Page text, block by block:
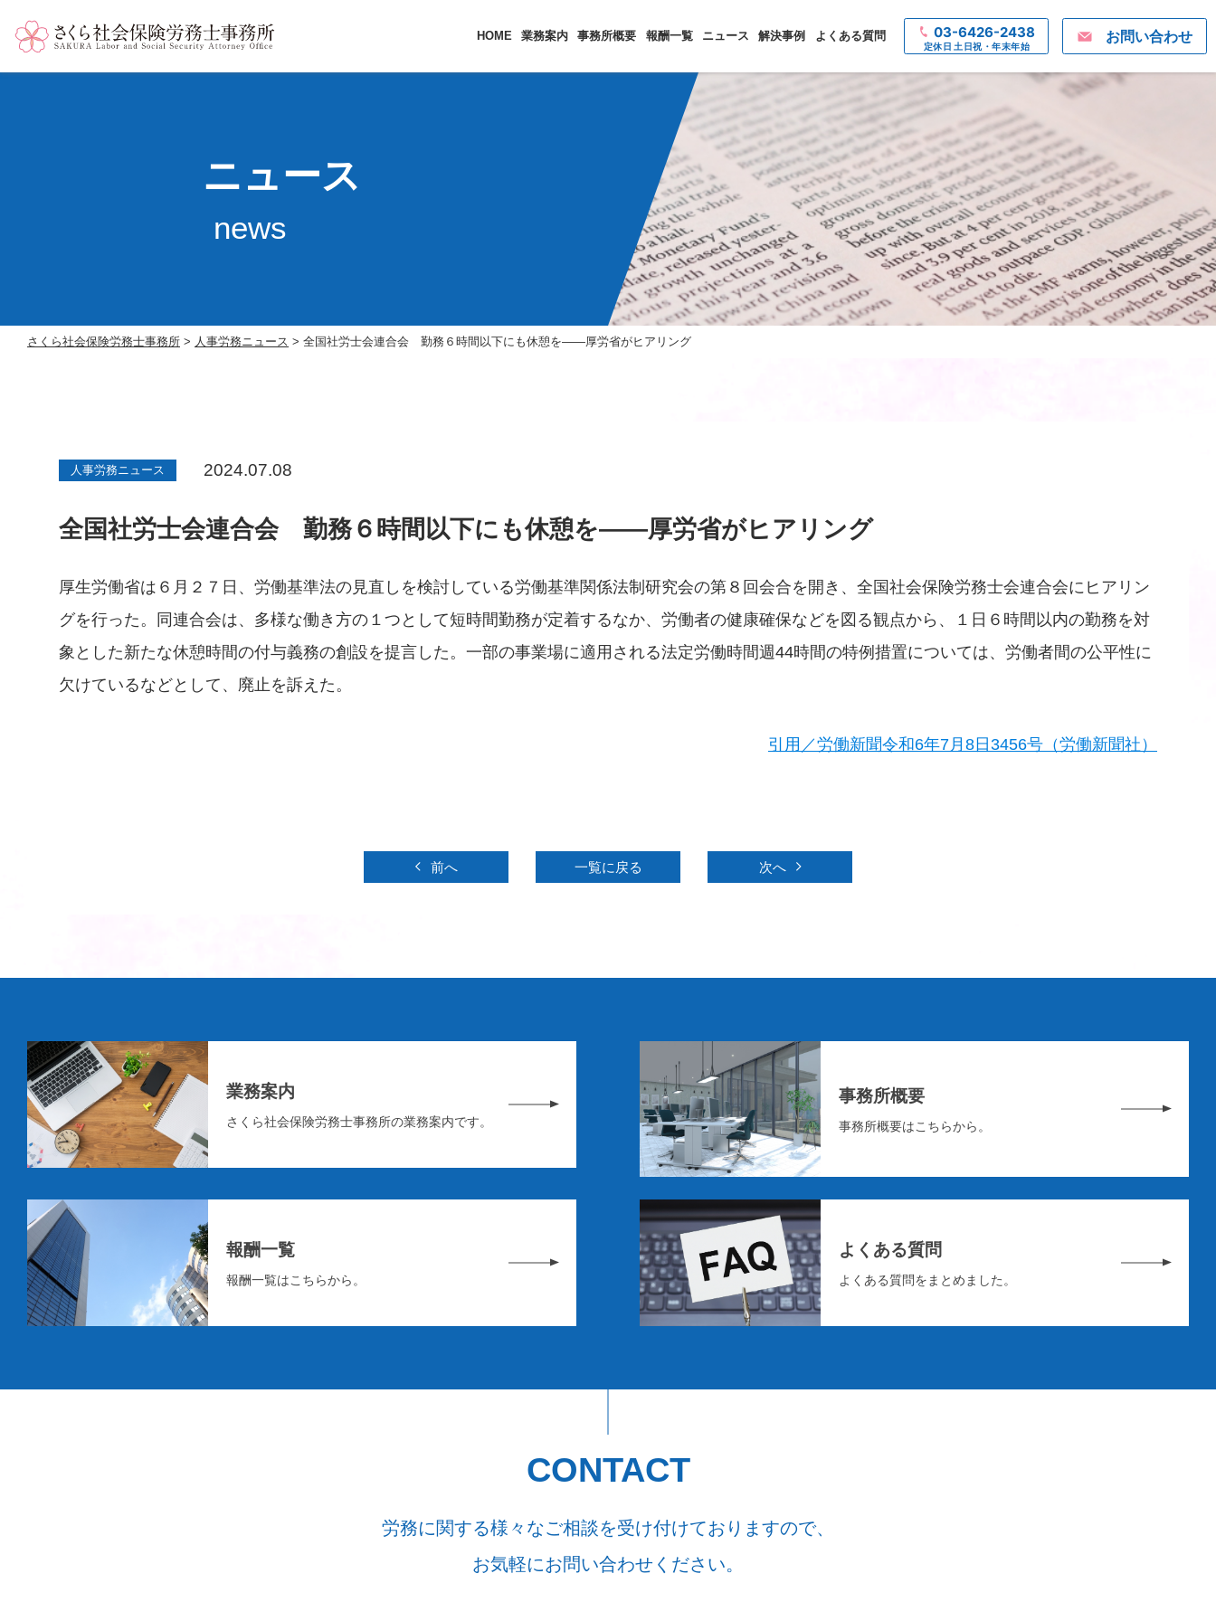
HOME 業務案内 事務所概要 報酬一覧 ニュース 解決事例 よくある質問 03-6426-2438
定休日 土日祝・年末年始
お問い合わせ
ニュース
news
さくら社会保険労務士事務所 > 人事労務ニュース > 全国社労士会連合会 勤務６時間以下にも休憩を――厚労省がヒアリング
人事労務ニュース 2024.07.08
全国社労士会連合会 勤務６時間以下にも休憩を――厚労省がヒアリング
厚生労働省は６月２７日、労働基準法の見直しを検討している労働基準関係法制研究会の第８回会合を開き、全国社会保険労務士会連合会にヒアリン
グを行った。同連合会は、多様な働き方の１つとして短時間勤務が定着するなか、労働者の健康確保などを図る観点から、１日６時間以内の勤務を対
象とした新たな休憩時間の付与義務の創設を提言した。一部の事業場に適用される法定労働時間週44時間の特例措置については、労働者間の公平性に
欠けているなどとして、廃止を訴えた。
引用／労働新聞令和6年7月8日3456号（労働新聞社）
前へ 一覧に戻る 次へ
業務案内
さくら社会保険労務士事務所の業務案内です。
事務所概要
事務所概要はこちらから。
報酬一覧
報酬一覧はこちらから。
よくある質問
よくある質問をまとめました。
CONTACT
労務に関する様々なご相談を受け付けておりますので、
お気軽にお問い合わせください。